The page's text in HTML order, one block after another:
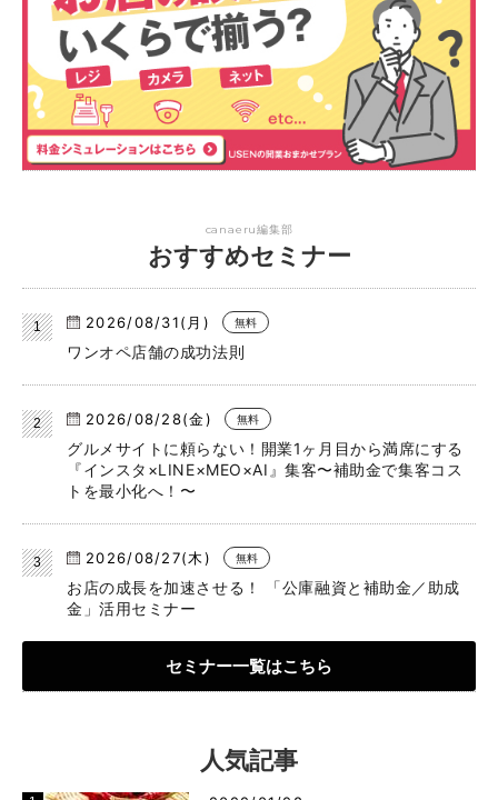
canaeru編集部
おすすめセミナー
2026/08/31(月) 無料
ワンオペ店舗の成功法則
2026/08/28(金) 無料
グルメサイトに頼らない！開業1ヶ月目から満席にする
『インスタ×LINE×MEO×AI』集客〜補助金で集客コス
トを最小化へ！〜
2026/08/27(木) 無料
お店の成長を加速させる！ 「公庫融資と補助金／助成
金」活用セミナー
セミナー一覧はこちら
人気記事